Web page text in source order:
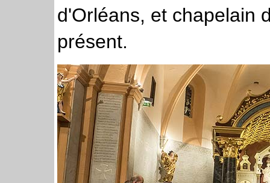
d'Orléans, et chapelain
présent.